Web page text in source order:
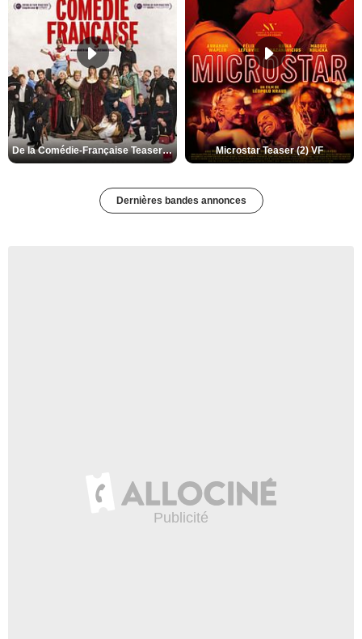
De la Comédie-Française Teaser (3) VF Microstar Teaser (2) VF
Dernières bandes annonces